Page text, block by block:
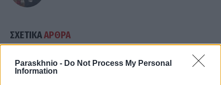
Paraskhnio - Do Not Process My Personal
Information
ΣΧΕΤΙΚΑΑΡΘΡΑ